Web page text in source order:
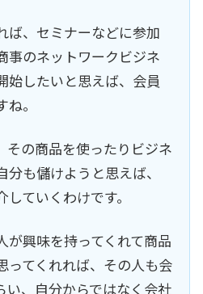
ば、セミナーなどに参加
事のネットワークビジネ
始したいと思えば、会員
。
その商品を使ったりビジネ
分も儲けようと思えば、
ていくわけです。
が興味を持ってくれて商品
ってくれれば、その人も会
い、自分からではなく会社